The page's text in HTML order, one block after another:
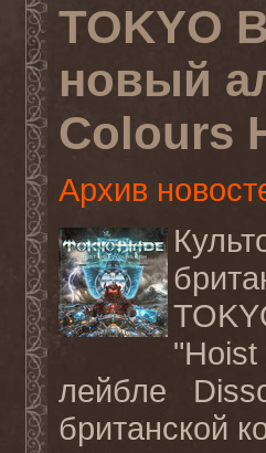
TOKYO
новый
Colours
Архив
лейбле
британской